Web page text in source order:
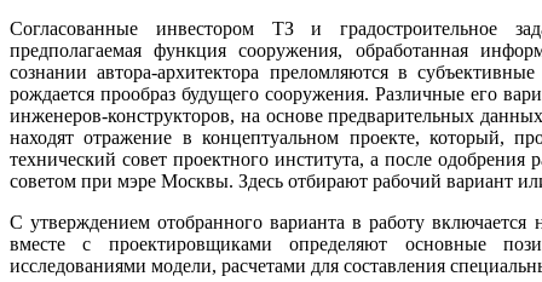
Согласованные инвестором ТЗ и градостроительное
предполагаемая функция сооружения, обработанная
сознании автора-архитектора преломляются в
рождается прообраз будущего сооружения. Различные его
инженеров-конструкторов, на основе предварительных
находят отражение в концептуальном проекте, который,
технический совет проектного института, а после
советом при мэре Москвы. Здесь отбирают рабочий вариант
С утверждением отобранного варианта в работу
вместе с проектировщиками определяют основные
исследованиями модели, расчетами для составления